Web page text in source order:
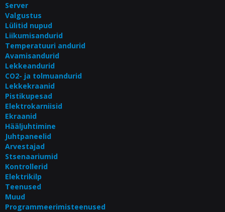
Server
Valgustus
Lülitid nupud
Liikumisandurid
Temperatuuri andurid
Avamisandurid
Lekkeandurid
CO2- ja tolmuandurid
Lekkekraanid
Pistikupesad
Elektrokarniisid
Ekraanid
Hääljuhtimine
Juhtpaneelid
Arvestajad
Stsenaariumid
Kontrollerid
Elektrikilp
Teenused
Muud
Programmeerimisteenused